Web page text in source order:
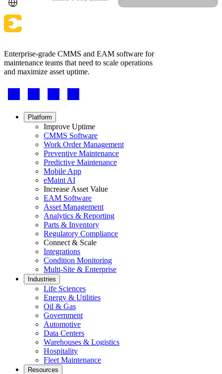
Enterprise-grade CMMS and EAM software for
maintenance teams that need to scale operations
and maximize asset uptime.
Footer
Footer Platform
Improve Uptime
CMMS Software
Work Order Management
Preventive Maintenance
Predictive Maintenance
Mobile App
eMaint AI
Increase Asset Value
EAM Software
Asset Management
Analytics & Reporting
Parts & Inventory
Regulatory Compliance
Connect & Scale
Integrations
Condition Monitoring
Multi-Site & Enterprise
Industries
Life Sciences
Energy & Utilities
Oil & Gas
Government
Automotive
Data Centers
Warehouses & Logistics
Hospitality
Fleet Maintenance
Resources